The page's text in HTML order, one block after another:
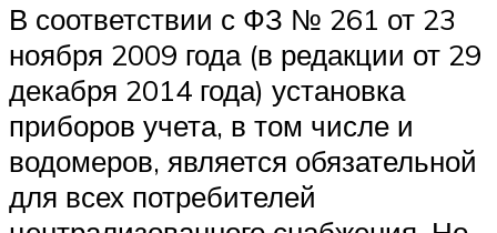
В соответствии с ФЗ № 261 от 23
ноября 2009 года (в редакции от 29
декабря 2014 года) установка
приборов учета, в том числе и
водомеров, является обязательной
для всех потребителей